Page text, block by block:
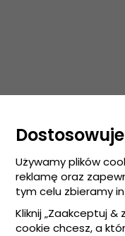
Używamy plików
reklamę oraz
tym celu zbieramy
Kliknij „Zaakceptuj
cookie chcesz, a